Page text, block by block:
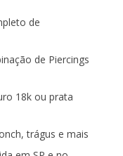
de
de Piercings
18k ou prata
trágus e mais